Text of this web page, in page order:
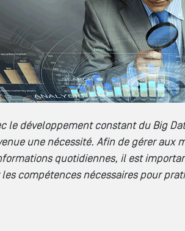
le développement constant du Big
une nécessité. Afin de gérer aux
quotidiennes, il est
les compétences nécessaires pour